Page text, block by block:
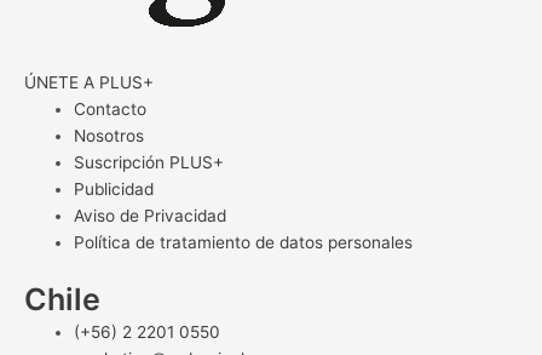
ÚNETE A PLUS+
Contacto
Nosotros
Suscripción PLUS+
Publicidad
Aviso de Privacidad
Política de tratamiento de datos personales
Chile
(+56) 2 2201 0550